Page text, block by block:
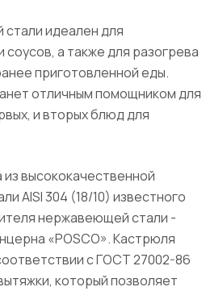
идеален для
соусов, а также для разогрева
приготовленной еды.
отличным помощником для
и вторых блюд для
высококачественной
AISI 304 (18/10) известного
нержавеющей стали -
«POSCO». Кастрюля
с ГОСТ 27002-86
который позволяет